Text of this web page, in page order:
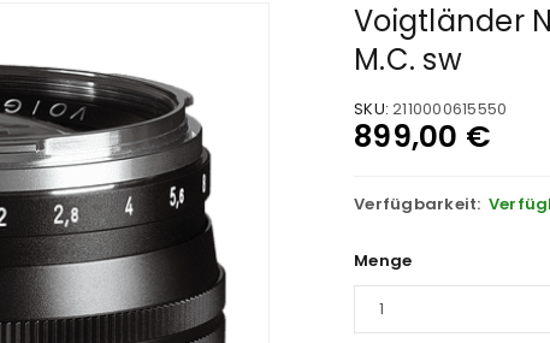
Voigtländer
M.C. sw
SKU: 2110000615550
899,00 €
Verfügbarkeit:
Menge